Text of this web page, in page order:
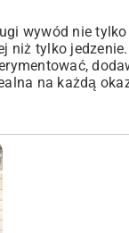
wywód nie
niż tylko
na każdą